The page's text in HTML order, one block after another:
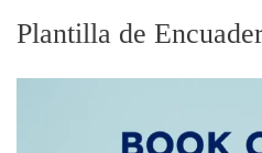
Plantilla de